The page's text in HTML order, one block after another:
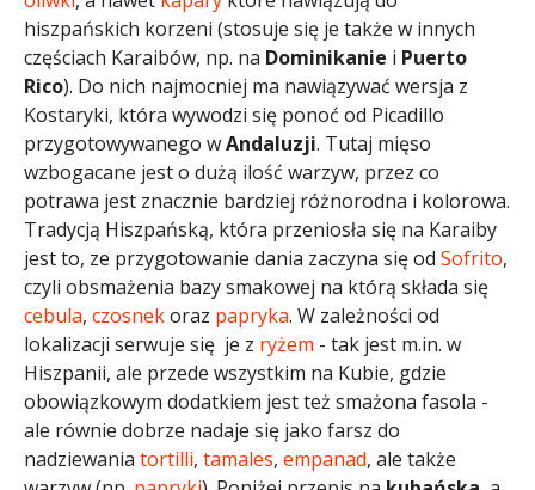
hiszpańskich korzeni (stosuje się je także w innych
częściach Karaibów, np. na Dominikanie i Puerto
Rico). Do nich najmocniej ma nawiązywać wersja z
Kostaryki, która wywodzi się ponoć od Picadillo
przygotowywanego wAndaluzji. Tutaj mięso
wzbogacane jest o dużą ilość warzyw, przez co
potrawa jest znacznie bardziej różnorodna i kolorowa.
Tradycją Hiszpańską, która przeniosła się na Karaiby
jest to, ze przygotowanie dania zaczyna się od Sofrito,
czyli obsmażenia bazy smakowej na którą składa się
cebula, czosnekoraz papryka. W zależności od
lokalizacji serwuje się je z ryżem - tak jest m.in. w
Hiszpanii, ale przede wszystkim na Kubie, gdzie
obowiązkowym dodatkiem jest też smażona fasola -
ale równie dobrze nadaje się jako farsz do
nadziewania tortilli, tamales, empanad, ale także